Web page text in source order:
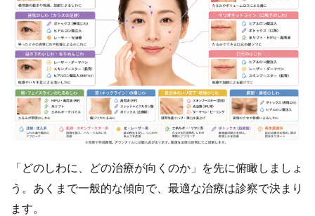
「どのしわに、どの治療が向くのか」を先に俯瞰しましょ
う。あくまで一般的な傾向で、最適な治療は診察で決まり
ます。